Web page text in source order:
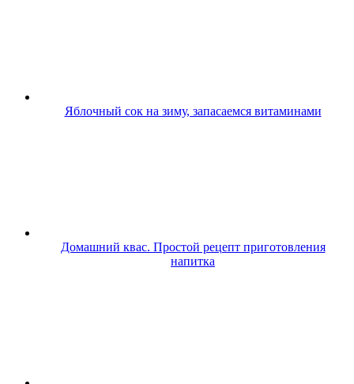
Яблочный сок на зиму, запасаемся витаминами
Домашний квас. Простой рецепт приготовления
напитка